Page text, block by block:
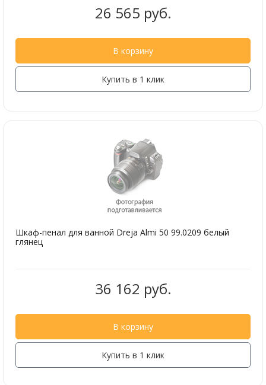
26 565 руб.
В корзину
Купить в 1 клик
Шкаф-пенал для ванной Dreja Almi 50 99.0209 белый
глянец
36 162 руб.
В корзину
Купить в 1 клик